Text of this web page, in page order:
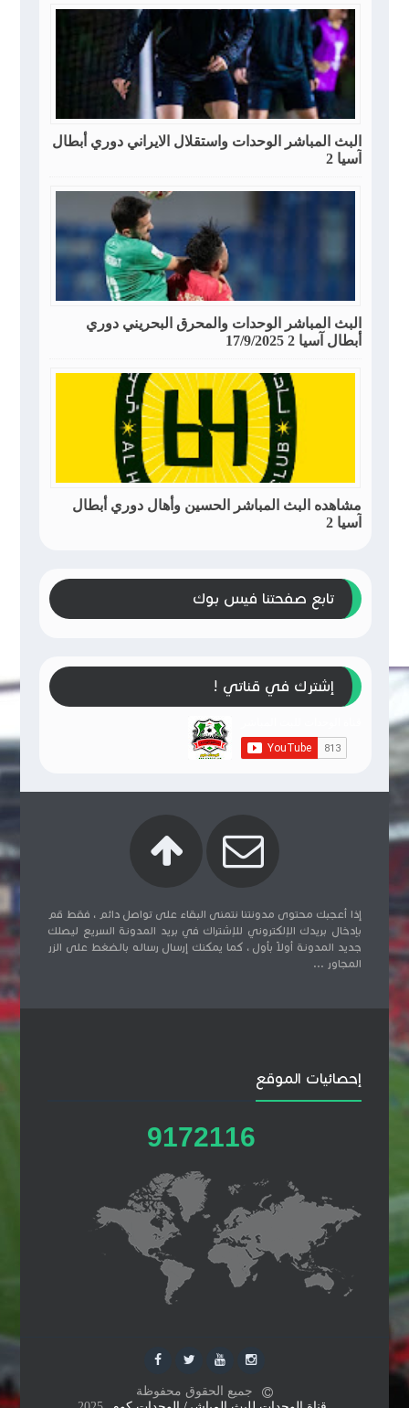
البث المباشر الوحدات واستقلال الايراني دوري أبطال
آسيا 2
البث المباشر الوحدات والمحرق البحريني دوري
أبطال آسيا 2 17/9/2025
مشاهده البث المباشر الحسين وأهال دوري أبطال
آسيا 2
تابع صفحتنا فيس بوك
إشترك في قناتي !
إذا أعجبك محتوى مدونتنا نتمنى البقاء على تواصل دائم ، فقط قم
بإدخال بريدك الإلكتروني للإشتراك في بريد المدونة السريع ليصلك
جديد المدونة أولاً بأول ، كما يمكنك إرسال رساله بالضغط على الزر
المجاور ...
إحصائيات الموقع
9172116
جميع الحقوق محفوظة